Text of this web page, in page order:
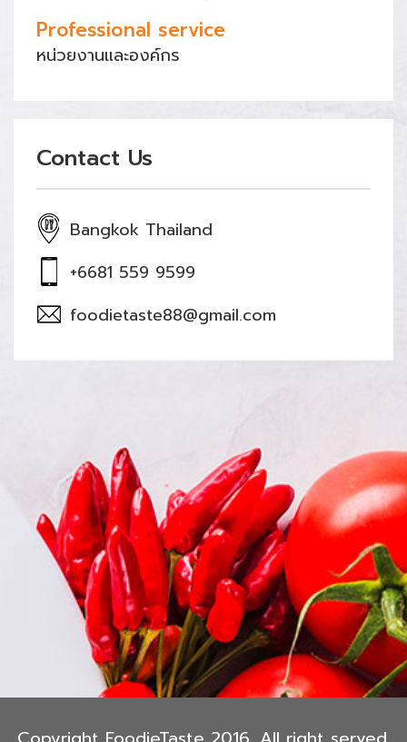
Professional service
หน่วยงานและองค์กร
Contact Us
Bangkok Thailand
+6681 559 9599
foodietaste88@gmail.com